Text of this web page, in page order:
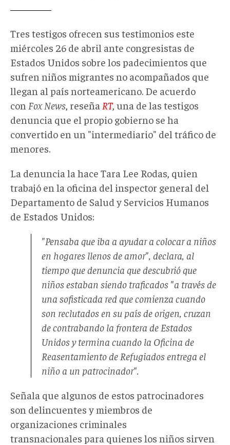
Tres testigos ofrecen sus testimonios este
miércoles 26 de abril ante congresistas de
Estados Unidos sobre los padecimientos que
sufren niños migrantes no acompañados que
llegan al país norteamericano. De acuerdo
con Fox News , reseña RT, una de las testigos
denuncia que el propio gobierno se ha
convertido en un "intermediario" del tráfico de
menores.
La denuncia la hace Tara Lee Rodas, quien
trabajó en la oficina del inspector general del
Departamento de Salud y Servicios Humanos
de Estados Unidos:
"Pensaba que iba a ayudar a colocar a niños
en hogares llenos de amor", declara, al
tiempo que denuncia que descubrió que
niños estaban siendo traficados "a través de
una sofisticada red que comienza cuando
son reclutados en su país de origen, cruzan
de contrabando la frontera de Estados
Unidos y termina cuando la Oficina de
Reasentamiento de Refugiados entrega el
niño a un patrocinador".
Señala que algunos de estos patrocinadores
son delincuentes y miembros de
organizaciones criminales
transnacionales para quienes los niños sirven